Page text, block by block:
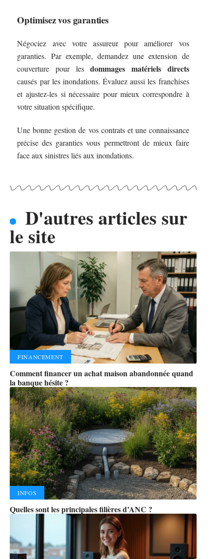
Optimisez vos garanties
Négociez avec votre assureur pour améliorer vos
garanties. Par exemple, demandez une extension de
couverture pour lesdommages matériels directs
causés par les inondations. Évaluez aussi les franchises
et ajustez-les si nécessaire pour mieux correspondre à
votre situation spécifique.
Une bonne gestion de vos contrats et une connaissance
précise des garanties vous permettront de mieux faire
face aux sinistres liés aux inondations.
D'autres articles sur
le site
FINANCEMENT
Comment financer un achat maison abandonnée quand
la banque hésite ?
INFOS
Quelles sont les principales filières d’ANC ?